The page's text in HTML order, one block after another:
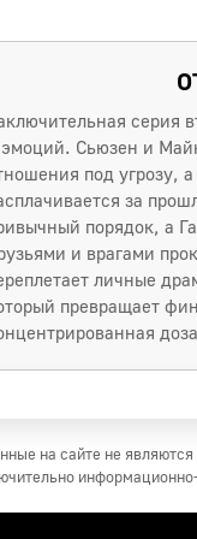
серия
Сьюзен и
под угрозу,
за
порядок, а
и врагами
личные
превращает
на сайте не